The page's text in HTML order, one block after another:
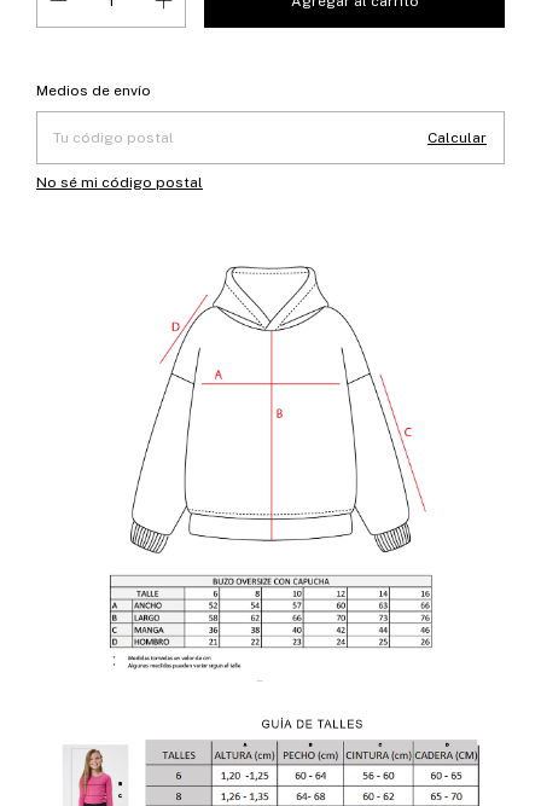
Entregas para el CP:
Medios de envío
Calcular
No sé mi código postal